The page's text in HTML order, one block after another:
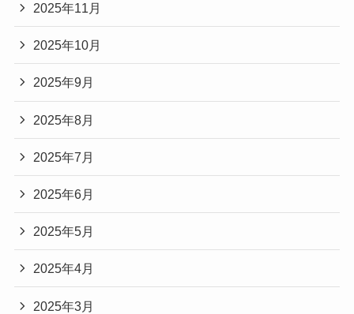
2025年11月
2025年10月
2025年9月
2025年8月
2025年7月
2025年6月
2025年5月
2025年4月
2025年3月